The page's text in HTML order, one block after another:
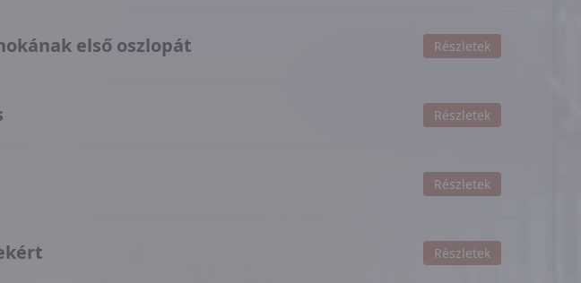
első oszlopát Részletek
Részletek
Részletek
Részletek